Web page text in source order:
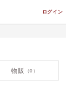
ログイン
物販 （0）